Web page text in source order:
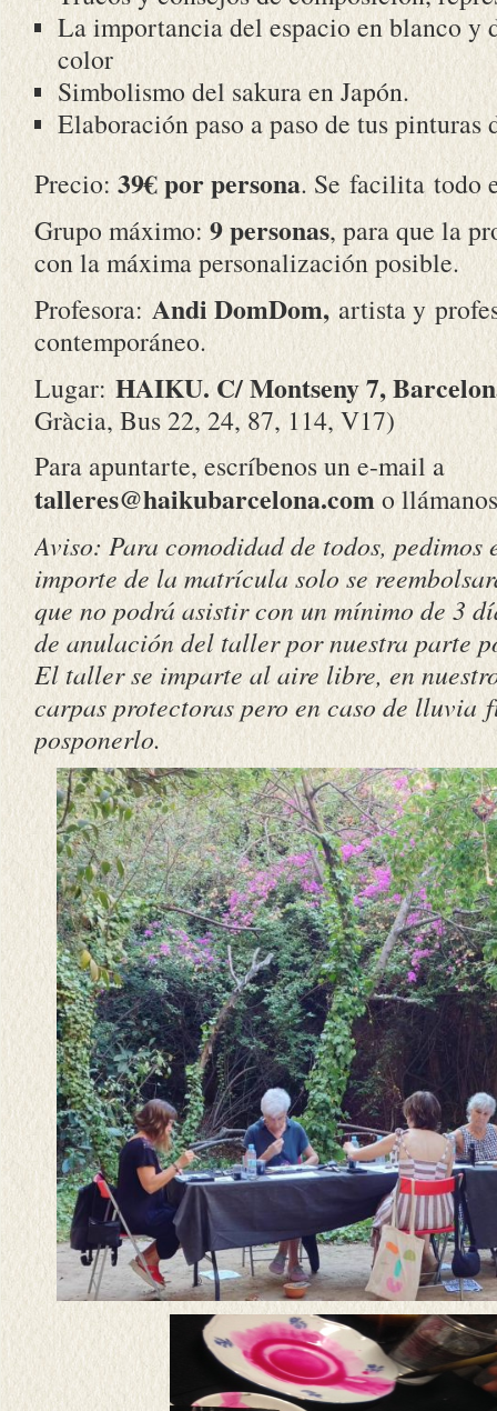
La importancia del espacio en blanco
color
Simbolismo del sakura en Japón.
Elaboración paso a paso de tus pinturas
Precio: 39€ por persona. Se facilita todo
Grupo máximo: 9 personas, para que la
con la máxima personalización posible.
Profesora: Andi DomDom, artista y
contemporáneo.
Lugar: HAIKU. C/ Montseny 7,
Gràcia, Bus 22, 24, 87, 114, V17)
Para apuntarte, escríbenos un e-mail a
talleres@haikubarcelona.como
Aviso: Para comodidad de todos,
importe de la matrícula solo se
que no podrá asistir con un mínimo de 3
de anulación del taller por nuestra parte
El taller se imparte al aire libre, en
carpas protectoras pero en caso de lluvia
posponerlo.